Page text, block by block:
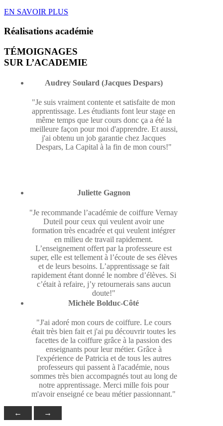
EN SAVOIR PLUS
Réalisations académie
TÉMOIGNAGES
SUR L’ACADEMIE
Audrey Soulard (Jacques Despars)
"Je suis vraiment contente et satisfaite de mon
apprentissage. Les étudiants font leur stage en
même temps que leur cours donc ça a été la
meilleure façon pour moi d'apprendre. Et aussi,
j'ai obtenu un job garantie chez Jacques
Despars, La Capital à la fin de mon cours!"
Juliette Gagnon
"Je recommande l’académie de coiffure Vernay
Duteil pour ceux qui veulent avoir une
formation très encadrée et qui veulent intégrer
en milieu de travail rapidement.
L’enseignement offert par la professeure est
super, elle est tellement à l’écoute de ses élèves
et de leurs besoins. L’apprentissage se fait
rapidement étant donné le nombre d’élèves. Si
c’était à refaire, j’y retournerais sans aucun
doute!"
Michèle Bolduc-Côté
"J'ai adoré mon cours de coiffure. Le cours
était très bien fait et j'ai pu découvrir toutes les
facettes de la coiffure grâce à la passion des
enseignants pour leur métier. Grâce à
l'expérience de Patricia et de tous les autres
professeurs qui passent à l'académie, nous
sommes très bien accompagnés tout au long de
notre apprentissage. Merci mille fois pour
m'avoir enseigné ce beau métier passionnant."
← →